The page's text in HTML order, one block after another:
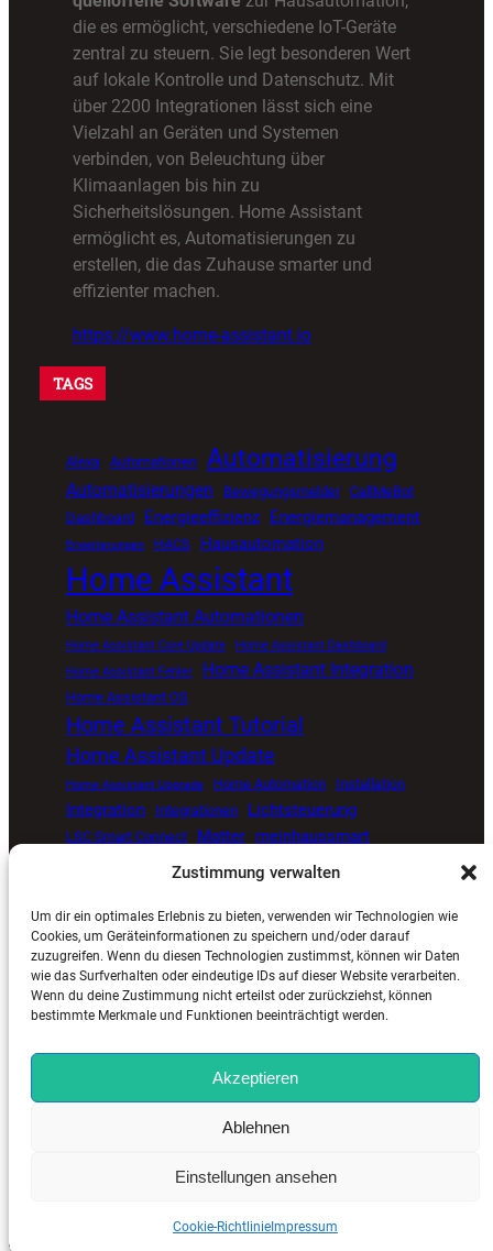
Zustimmung verwalten
Um dir ein optimales Erlebnis zu bieten, verwenden wir Technologien wie
Cookies, um Geräteinformationen zu speichern und/oder darauf
zuzugreifen. Wenn du diesen Technologien zustimmst, können wir Daten
wie das Surfverhalten oder eindeutige IDs auf dieser Website verarbeiten.
Wenn du deine Zustimmung nicht erteilst oder zurückziehst, können
bestimmte Merkmale und Funktionen beeinträchtigt werden.
Akzeptieren
Ablehnen
Einstellungen ansehen
Cookie-Richtlinie Impressum
die es ermöglicht, verschiedene IoT-Geräte
zentral zu steuern. Sie legt besonderen Wert
auf lokale Kontrolle und Datenschutz. Mit
über 2200 Integrationen lässt sich eine
Vielzahl an Geräten und Systemen
verbinden, von Beleuchtung über
Klimaanlagen bis hin zu
Sicherheitslösungen. Home Assistant
ermöglicht es, Automatisierungen zu
erstellen, die das Zuhause smarter und
effizienter machen.
https://www.home-assistant.io
TAGS
Alexa Automationen Automatisierung
Automatisierungen Bewegungsmelder CallMeBot
Dashboard
Energieeffizienz Energiemanagement
Erweiterungen HACS Hausautomation
Home Assistant
Home Assistant Automationen
Home Assistant Core Update
Home Assistant Dashboard
Home Assistant Fehler
Home Assistant Integration
Home Assistant OS
Home Assistant Tutorial
Home Assistant Update
Home Assistant Upgrade Home Automation Installation
Integration Integrationen Lichtsteuerung
LSC Smart Connect Matter meinhaussmart
open source smart home Proxmox
Smart Home Automatisierung Smart Home Blog
Smart Home Update Sprachsteuerung Timer
Tuya ViCare Viessmann Wetterdaten Zigbee
2025. Alle Rechte vorbehalten. |